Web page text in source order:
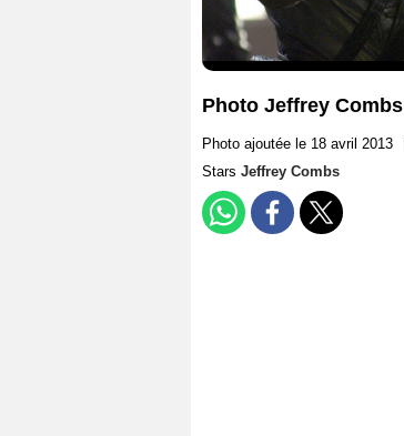
Photo Jeffrey Combs
Photo ajoutée le 18 avril 2013
Stars Jeffrey Combs